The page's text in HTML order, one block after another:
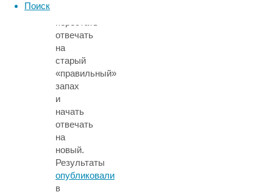
Поиск
отвечать
на
старый
«правильный»
запах
и
начать
отвечать
на
новый.
Результаты
опубликовали
в